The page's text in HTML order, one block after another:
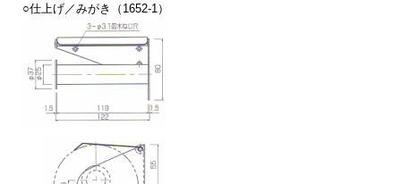
○仕上げ／みがき（1652-1）